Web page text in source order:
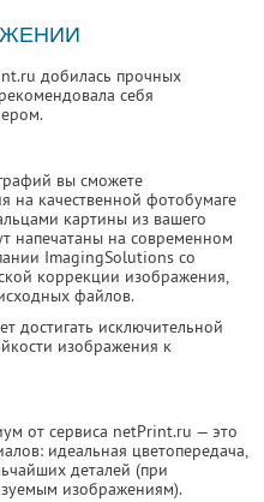
добилась прочных
себя
вы сможете
на качественной фотобумаге
картины из вашего
напечатаны на современном
ImagingSolutions со
коррекции изображения,
файлов.
достигать исключительной
изображения к
от сервиса netPrint.ru — это
идеальная цветопередача,
деталей (при
изображениям).